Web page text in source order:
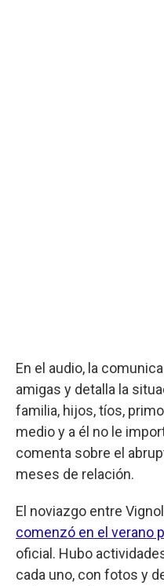
En el audio, la
amigas y detalla la
familia, hijos, tíos,
medio y a él no le
comenta sobre el
meses de relación.
El noviazgo entre
comenzó en el verano
oficial. Hubo
cada uno, con fotos y